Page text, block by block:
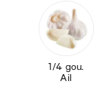
1/4 gou.
Ail